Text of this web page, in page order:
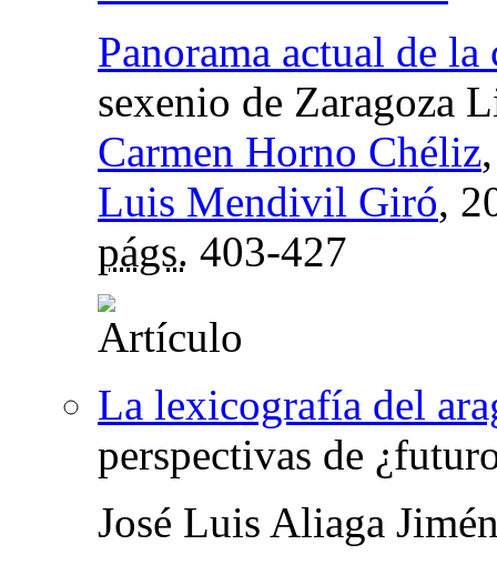
Panorama actual de
sexenio de Zaragoza
Carmen Horno Chéliz
Luis Mendivil Giró,
págs. 403-427
La lexicografía del
perspectivas de
José Luis Aliaga